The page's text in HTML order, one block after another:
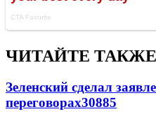
ЧИТАЙТЕ ТАКЖЕ
Зеленский сделал
переговорах30885